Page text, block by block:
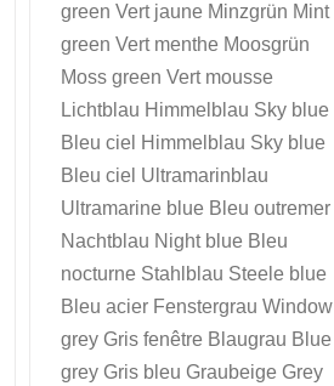
green Vert jaune Minzgrün Mint
green Vert menthe Moosgrün
Moss green Vert mousse
Lichtblau Himmelblau Sky blue
Bleu ciel Himmelblau Sky blue
Bleu ciel Ultramarinblau
Ultramarine blue Bleu outremer
Nachtblau Night blue Bleu
nocturne Stahlblau Steele blue
Bleu acier Fenstergrau Window
grey Gris fenêtre Blaugrau Blue
grey Gris bleu Graubeige Grey